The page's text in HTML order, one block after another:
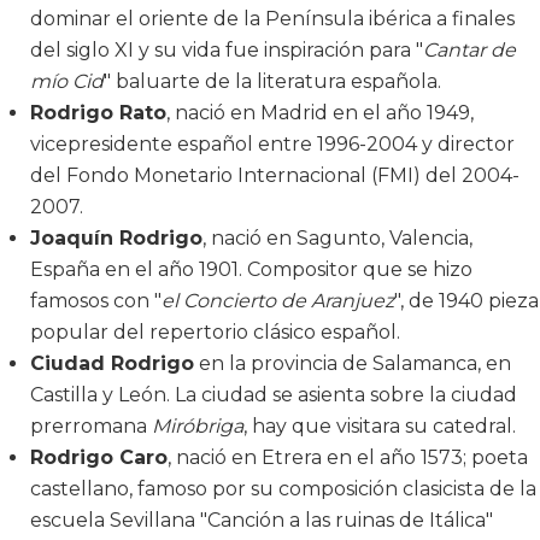
dominar el oriente de la Península ibérica a finales
del siglo XI y su vida fue inspiración para "Cantar de
mío Cid" baluarte de la literatura española.
Rodrigo Rato, nació en Madrid en el año 1949,
vicepresidente español entre 1996-2004 y director
del Fondo Monetario Internacional (FMI) del 2004-
2007.
Joaquín Rodrigo, nació en Sagunto, Valencia,
España en el año 1901. Compositor que se hizo
famosos con "el Concierto de Aranjuez", de 1940 pieza
popular del repertorio clásico español.
Ciudad Rodrigo en la provincia de Salamanca, en
Castilla y León. La ciudad se asienta sobre la ciudad
prerromana Miróbriga, hay que visitara su catedral.
Rodrigo Caro, nació en Etrera en el año 1573; poeta
castellano, famoso por su composición clasicista de la
escuela Sevillana "Canción a las ruinas de Itálica"